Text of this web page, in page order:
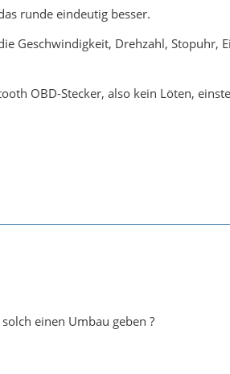
runde eindeutig besser.
Geschwindigkeit, Drehzahl,
OBD-Stecker, also kein Löten,
einen Umbau geben ?